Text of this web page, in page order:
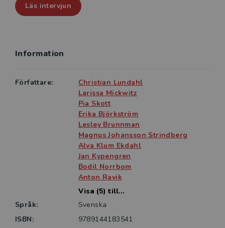
Läs intervjun
Information
Författare:
Christian Lundahl
Larissa Mickwitz
Pia Skott
Erika Björkström
Lesley Brunnman
Magnus Johansson Strindberg
Alva Klum Ekdahl
Jan Kypengren
Bodil Norrbom
Anton Ravik
Visa (5) till...
Språk:
Svenska
ISBN:
9789144183541